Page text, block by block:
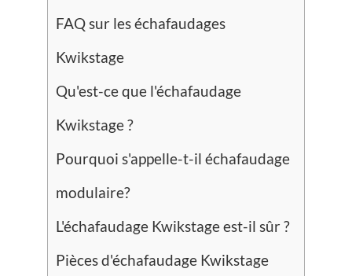
FAQ sur les échafaudages
Kwikstage
Qu'est-ce que l'échafaudage
Kwikstage ?
Pourquoi s'appelle-t-il échafaudage
modulaire?
L'échafaudage Kwikstage est-il sûr ?
Pièces d'échafaudage Kwikstage